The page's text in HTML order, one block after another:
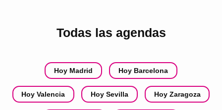
Todas las agendas
Hoy Madrid Hoy Barcelona
Hoy Valencia Hoy Sevilla Hoy Zaragoza